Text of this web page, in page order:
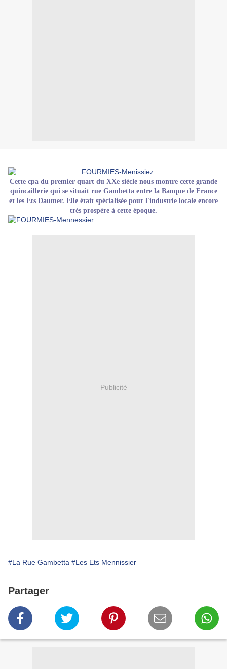
Cette cpa du premier quart du XXe siècle nous montre cette grande
quincaillerie qui se situait rue Gambetta entre la Banque de France
et les Ets Daumer. Elle était spécialisée pour l'industrie locale encore
très prospère à cette époque.
Publicité
#La Rue Gambetta #Les Ets Mennissier
Partager